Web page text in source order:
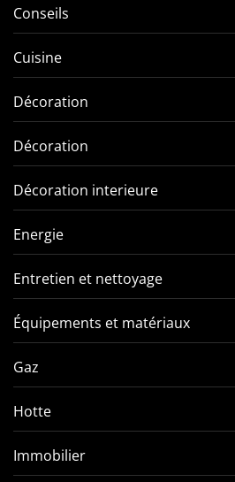
Conseils
Cuisine
Décoration
Décoration
Décoration interieure
Energie
Entretien et nettoyage
Équipements et matériaux
Gaz
Hotte
Immobilier